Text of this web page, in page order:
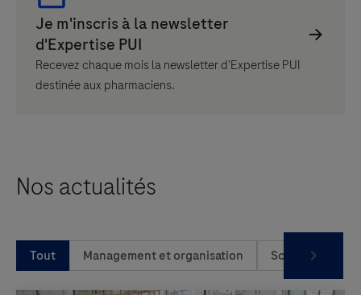
Recevez chaque mois la newsletter d'Expertise PUI
destinée aux pharmaciens.
Nos actualités